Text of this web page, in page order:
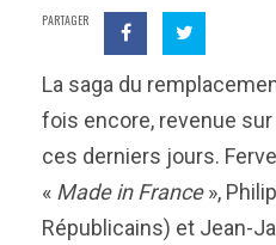
PARTAGER
La saga du
fois encore, revenue
ces derniers jours.
« Made in France»,
Républicains) et Jean-